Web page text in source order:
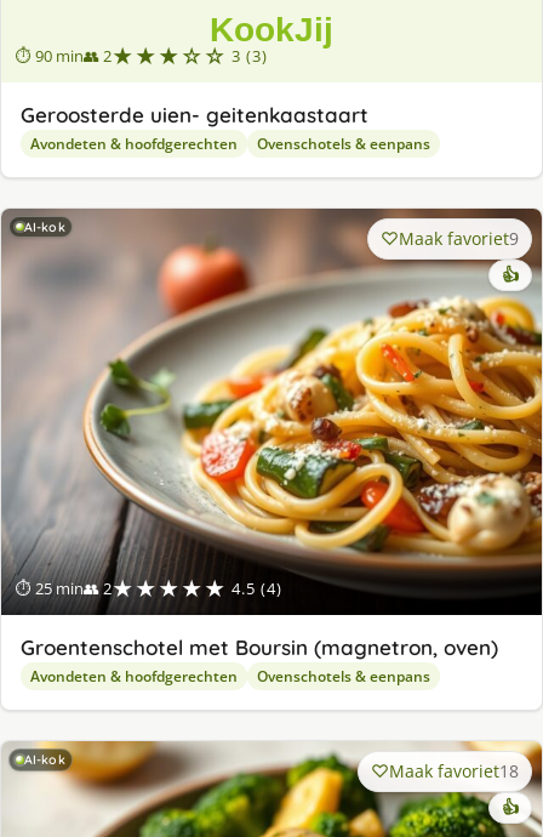
⏱ 90 min👥 2★★★☆☆ 3 (3)
Geroosterde uien- geitenkaastaart
Avondeten & hoofdgerechten Ovenschotels & eenpans
AI-kok
⏱ 25 min👥 2★★★★★ 4.5 (4)
Maak favoriet9
👍
Groentenschotel met Boursin (magnetron, oven)
Avondeten & hoofdgerechten Ovenschotels & eenpans
AI-kok Maak favoriet18
👍